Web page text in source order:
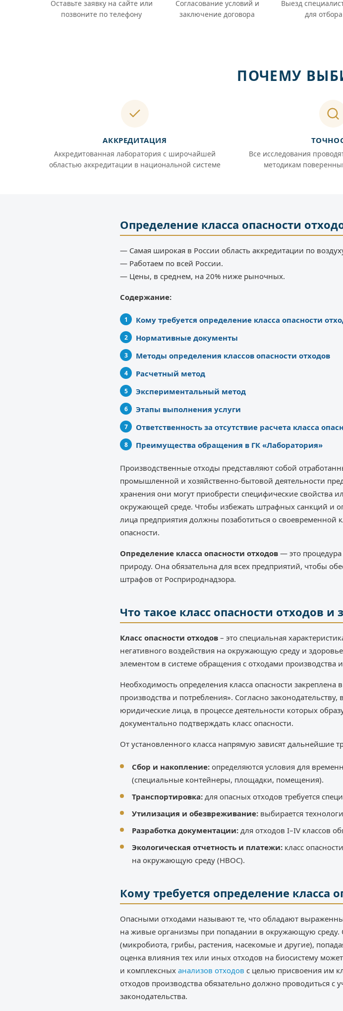
Оставьте заявку на сайте или
позвоните по телефону
Согласование условий и
заключение договора
Выезд
для
ПОЧЕМУ
АККРЕДИТАЦИЯ
Аккредитованная лаборатория с широчайшей
областью аккредитации в национальной системе
Все исследования
методикам
Определение класса опасности
— Самая широкая в России область аккредитации по
— Работаем по всей России.
— Цены, в среднем, на 20% ниже рыночных.
Содержание:
Кому требуется определение класса опасности
Нормативные документы
Методы определения классов опасности отходов
Расчетный метод
Экспериментальный метод
Этапы выполнения услуги
Ответственность за отсутствие расчета класса
Преимущества обращения в ГК «Лаборатория»
Производственные отходы представляют собой
промышленной и хозяйственно-бытовой деятельности
хранения они могут приобрести специфические свойства
окружающей среде. Чтобы избежать штрафных санкций и
лица предприятия должны позаботиться о своевременной
опасности.
Определение класса опасности отходов — это процедура
природу. Она обязательна для всех предприятий, чтобы
штрафов от Росприроднадзора.
Что такое класс опасности отходов и
Класс опасности отходов – это специальная
негативного воздействия на окружающую среду и
элементом в системе обращения с отходами производства
Необходимость определения класса опасности
производства и потребления». Согласно
юридические лица, в процессе деятельности которых
документально подтверждать класс опасности.
От установленного класса напрямую зависят дальнейшие
Сбор и накопление: определяются условия для
(специальные контейнеры, площадки, помещения).
Транспортировка: для опасных отходов требуется
Утилизация и обезвреживание: выбирается
Разработка документации: для отходов I–IV классов
Экологическая отчетность и платежи: класс
на окружающую среду (НВОС).
Кому требуется определение класса
Опасными отходами называют те, что обладают
на живые организмы при попадании в окружающую среду.
(микробиота, грибы, растения, насекомые и другие),
оценка влияния тех или иных отходов на биосистему
и комплексных анализов отходов с целью присвоения им
отходов производства обязательно должно проводиться
законодательства.